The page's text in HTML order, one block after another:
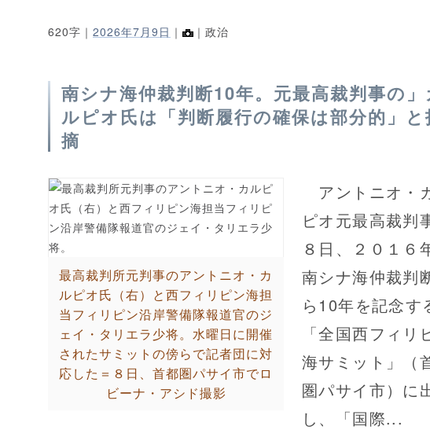
620字｜ 2026年7月9日 ｜ ｜政治
南シナ海仲裁判断10年。元最高裁判事の
ルピオ氏は「判断履行の確保は部分的」と
摘
最高裁判所元判事のアントニオ・カ
ルピオ氏（右）と西フィリピン海担
当フィリピン沿岸警備隊報道官のジ
ェイ・タリエラ少将。水曜日に開催
されたサミットの傍らで記者団に対
応した＝８日、首都圏パサイ市でロ
ビーナ・アシド撮影
アントニオ・
ピオ元最高裁判
８日、２０１６
南シナ海仲裁判
ら10年を記念す
「全国西フィリ
海サミット」（
圏パサイ市）に
し、「国際...